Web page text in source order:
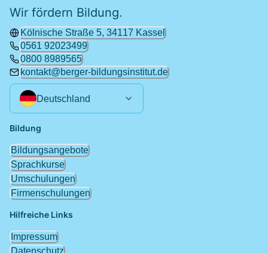
Wir fördern Bildung.
Kölnische Straße 5, 34117 Kassel
0561 92023499
0800 8989565
kontakt@berger-bildungsinstitut.de
Deutschland
Hilfreiche Links
Impressum
Datenschutz
Bildung
Bildungsangebote
Sprachkurse
Umschulungen
Firmenschulungen